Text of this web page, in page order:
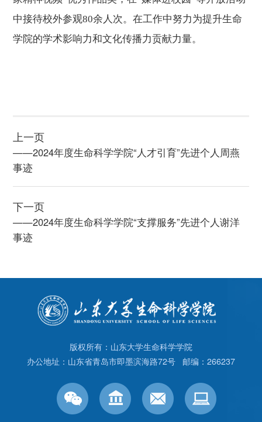
中接待校外参观80余人次。在工作中努力为提升生命
学院的学术影响力和文化传播力贡献力量。
上一页
——2024年度生命科学学院“人才引育”先进个人周燕
事迹
下一页
——2024年度生命科学学院“支撑服务”先进个人谢洋
事迹
版权所有：山东大学生命科学学院
办公地址：山东省青岛市即墨滨海路72号 邮编：266237